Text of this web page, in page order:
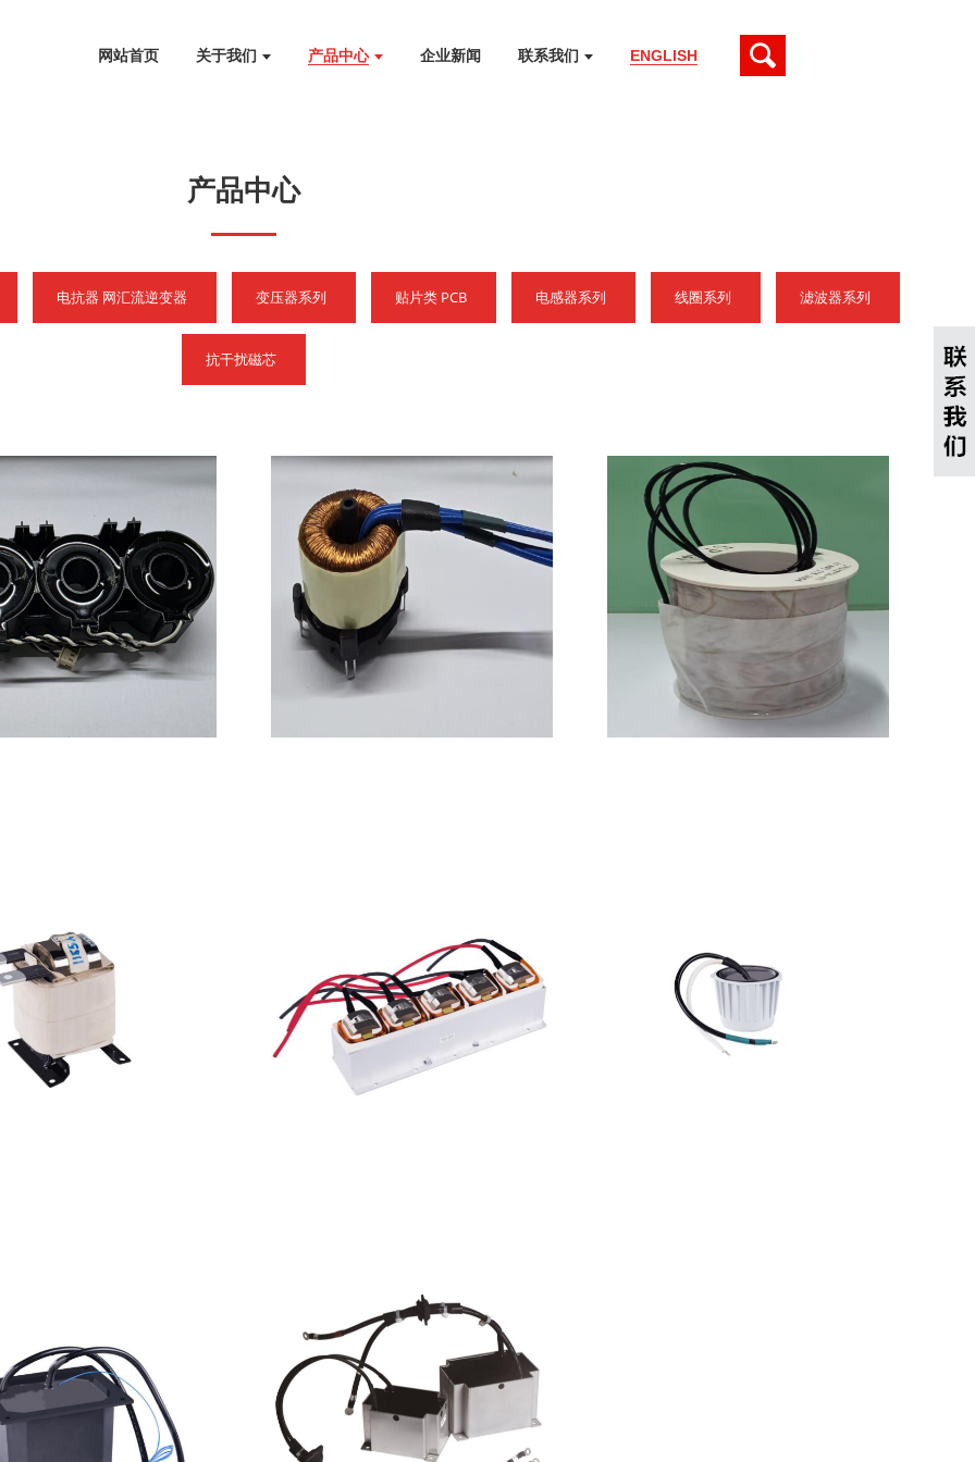
网站首页 关于我们 产品中心 企业新闻 联系我们 ENGLISH
产品中心
电抗器 网汇流逆变器 变压器系列 贴片类 PCB 电感器系列 线圈系列 滤波器系列
抗干扰磁芯